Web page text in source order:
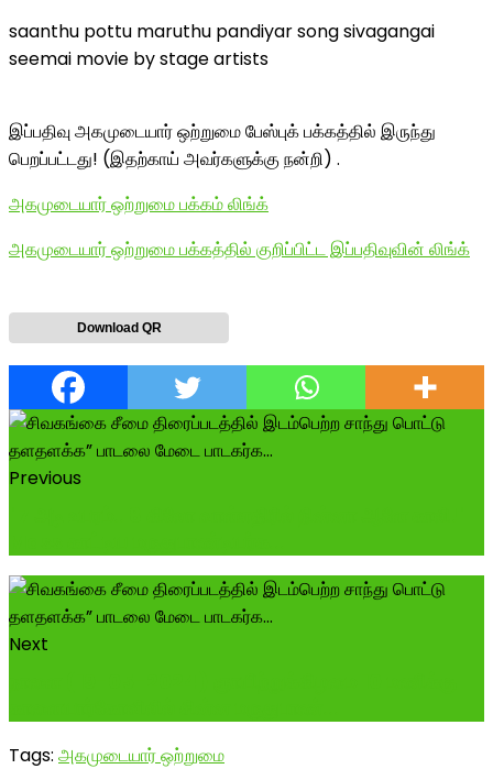
saanthu pottu maruthu pandiyar song sivagangai
seemai movie by stage artists
இப்பதிவு அகமுடையார் ஒற்றுமை பேஸ்புக் பக்கத்தில் இருந்து
பெறப்பட்டது! (இதற்காய் அவர்களுக்கு நன்றி) .
அகமுடையார் ஒற்றுமை பக்கம் லிங்க்
அகமுடையார் ஒற்றுமை பக்கத்தில் குறிப்பிட்ட இப்பதிவுவின் லிங்க்
Download QR
Previous
Next
Tags: அகமுடையார் ஒற்றுமை